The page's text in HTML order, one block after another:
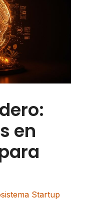
en
Startup